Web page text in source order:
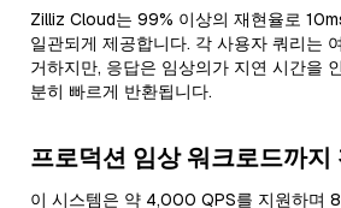
Zilliz Cloud는 99% 이상의 재현율로
일관되게 제공합니다. 각 사용자 쿼리는
거하지만, 응답은 임상의가 지연 시간을
분히 빠르게 반환됩니다.
프로덕션 임상 워크로드까지
이 시스템은 약 4,000 QPS를 지원하며